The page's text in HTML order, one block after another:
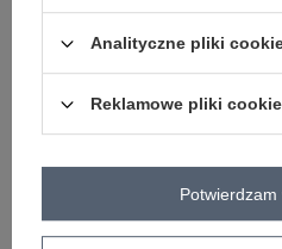
ZALOGUJ SIĘ I
Masz pytanie? Chętnie
skład materiału : 50% poliester, 40%
Analityczne pliki
Reklamowe pliki cookie
Potwierdzam